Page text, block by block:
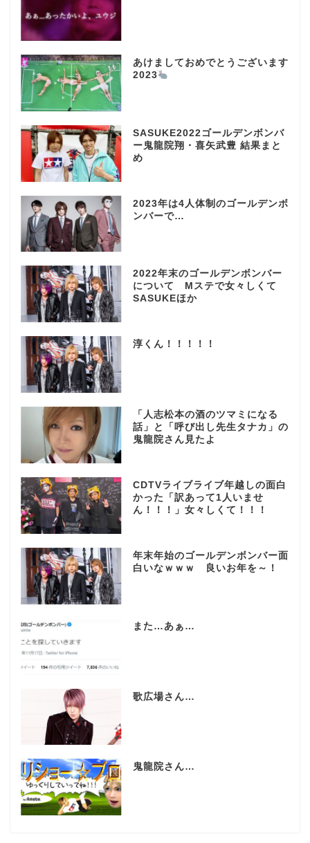
あけましておめでとうございます
2023
SASUKE2022ゴールデンボンバ
ー鬼龍院翔・喜矢武豊 結果まと
め
2023年は4人体制のゴールデンボ
ンバーで…
2022年末のゴールデンボンバー
について Mステで女々しくて
SASUKEほか
淳くん！！！！！
「人志松本の酒のツマミになる
話」と「呼び出し先生タナカ」の
鬼龍院さん見たよ
CDTVライブライブ年越しの面白
かった「訳あって1人いませ
ん！！！」女々しくて！！！
年末年始のゴールデンボンバー面
白いなｗｗｗ 良いお年を～！
また…あぁ…
歌広場さん…
鬼龍院さん…